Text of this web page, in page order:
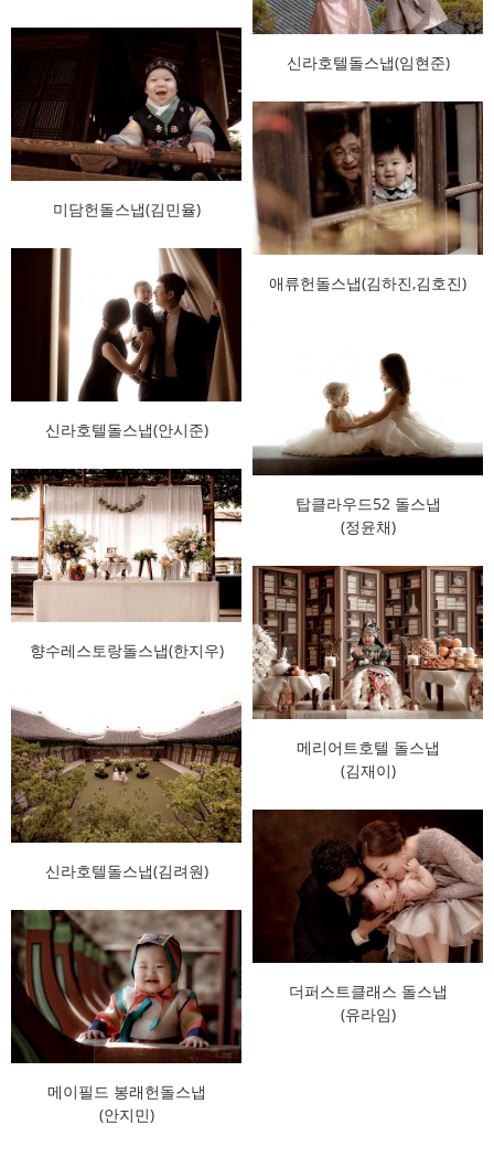
신라호텔돌스냅(임현준)
미담헌돌스냅(김민율)
애류헌돌스냅(김하진,김호진)
신라호텔돌스냅(안시준)
탑클라우드52 돌스냅
(정윤채)
향수레스토랑돌스냅(한지우)
메리어트호텔 돌스냅
(김재이)
신라호텔돌스냅(김려원)
더퍼스트클래스 돌스냅
(유라임)
메이필드 봉래헌돌스냅
(안지민)